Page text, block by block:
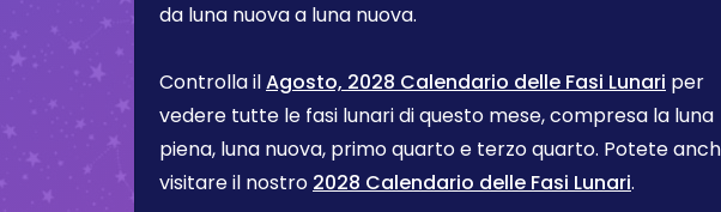
da luna nuova a luna nuova.
Controlla ilAgosto, 2028 Calendario delle Fasi Lunari per
vedere tutte le fasi lunari di questo mese, compresa la luna
piena, luna nuova, primo quarto e terzo quarto. Potete
visitare il nostro 2028 Calendario delle Fasi Lunari.